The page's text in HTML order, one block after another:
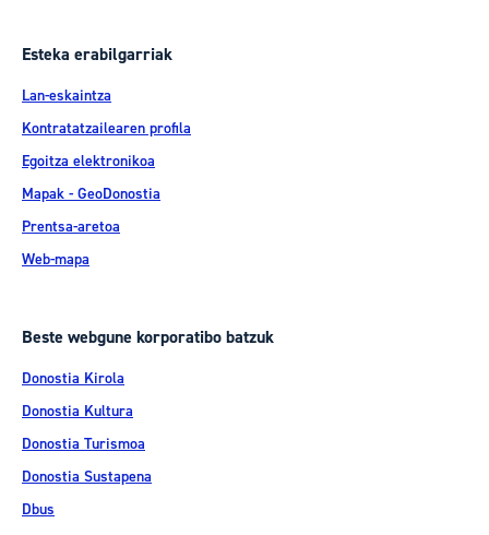
Esteka erabilgarriak
Lan-eskaintza
Kontratatzailearen profila
Egoitza elektronikoa
Mapak - GeoDonostia
Prentsa-aretoa
Web-mapa
Beste webgune korporatibo batzuk
Donostia Kirola
Donostia Kultura
Donostia Turismoa
Donostia Sustapena
Dbus